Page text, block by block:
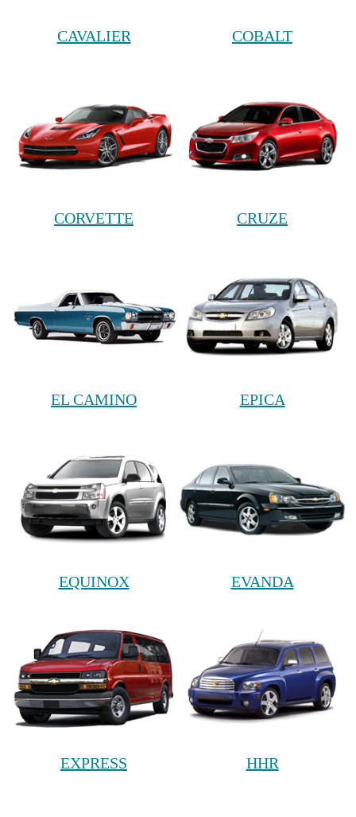
CAVALIER COBALT
CORVETTE CRUZE
EL CAMINO EPICA
EQUINOX EVANDA
EXPRESS HHR